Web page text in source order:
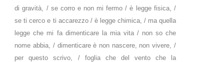
di gravità, / se corro e non mi fermo / è legge fisica, /
se ti cerco e ti accarezzo / è legge chimica, / ma quella
legge che mi fa dimenticare la mia vita / non so che
nome abbia, / dimenticare è non nascere, non vivere, /
per questo scrivo, / foglia che del vento che la